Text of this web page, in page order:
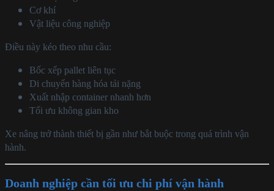
Cơ khí
Vật liệu công nghiệp
Điều này kéo theo nhu cầu:
Bốc xếp pallet liên tục
Di chuyển hàng hóa tải nặng
Xuất nhập container nhanh hơn
Tối ưu không gian kho
Xe nâng trở thành thiết bị gần như bắt buộc trong quá trình vận
hành.
Doanh nghiệp cần tối ưu chi phí vận hành